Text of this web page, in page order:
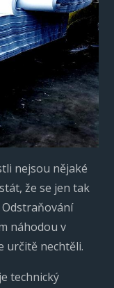
nejsou nějaké
že se jen tak
náhodou v
určitě nechtěli.
technický